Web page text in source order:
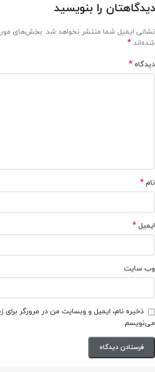
دیدگاهتان را بنویسید
نشانی ایمیل شما منتشر نخواهد شد. بخش‌های
شده‌اند *
دیدگاه *
نام *
ایمیل *
وب‌ سایت
ذخیره نام، ایمیل و وبسایت من در مرورگر برای
می‌نویسم.